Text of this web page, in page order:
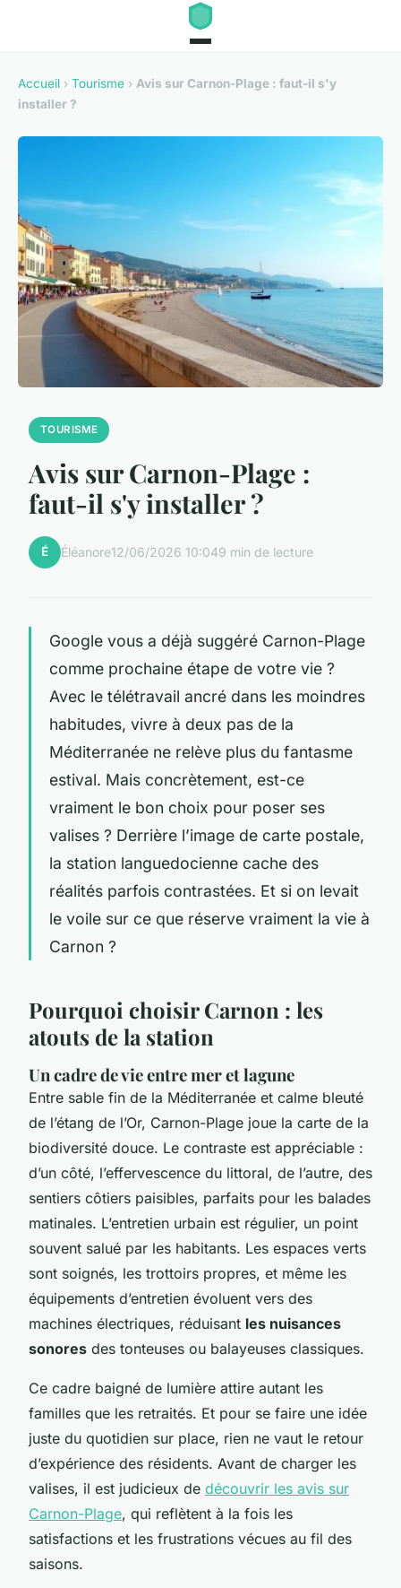
Accueil › Tourisme › Avis sur Carnon-Plage : faut-il s'y
installer ?
TOURISME
Avis sur Carnon-Plage :
faut-il s'y installer ?
É Éléanore12/06/2026 10:049 min de lecture
Google vous a déjà suggéré Carnon-Plage
comme prochaine étape de votre vie ?
Avec le télétravail ancré dans les moindres
habitudes, vivre à deux pas de la
Méditerranée ne relève plus du fantasme
estival. Mais concrètement, est-ce
vraiment le bon choix pour poser ses
valises ? Derrière l’image de carte postale,
la station languedocienne cache des
réalités parfois contrastées. Et si on levait
le voile sur ce que réserve vraiment la vie à
Carnon ?
Pourquoi choisir Carnon : les
atouts de la station
Un cadre de vie entre mer et lagune
Entre sable fin de la Méditerranée et calme bleuté
de l’étang de l’Or, Carnon-Plage joue la carte de la
biodiversité douce. Le contraste est appréciable :
d’un côté, l’effervescence du littoral, de l’autre, des
sentiers côtiers paisibles, parfaits pour les balades
matinales. L’entretien urbain est régulier, un point
souvent salué par les habitants. Les espaces verts
sont soignés, les trottoirs propres, et même les
équipements d’entretien évoluent vers des
machines électriques, réduisant les nuisances
sonores des tonteuses ou balayeuses classiques.
Ce cadre baigné de lumière attire autant les
familles que les retraités. Et pour se faire une idée
juste du quotidien sur place, rien ne vaut le retour
d’expérience des résidents. Avant de charger les
valises, il est judicieux de découvrir les avis sur
Carnon-Plage, qui reflètent à la fois les
satisfactions et les frustrations vécues au fil des
saisons.